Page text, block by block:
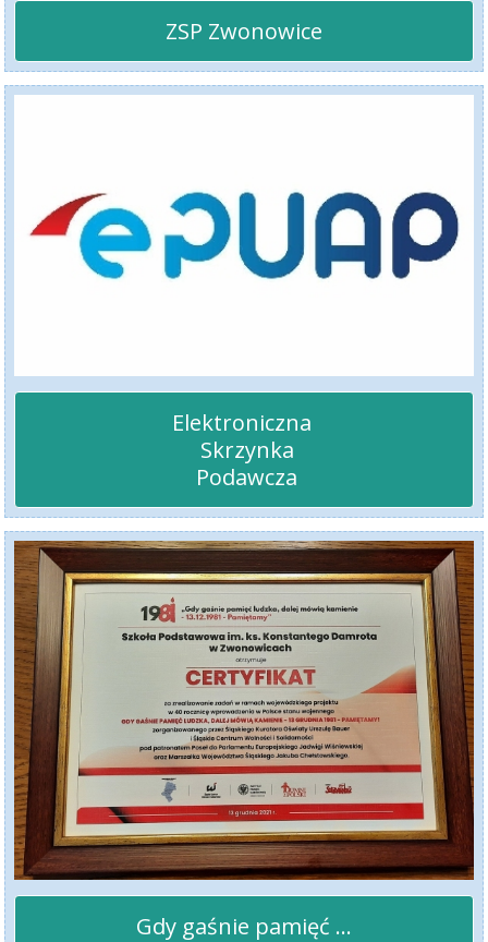
ZSP Zwonowice
Elektroniczna
Podawcza
Gdy gaśnie pamięć ...